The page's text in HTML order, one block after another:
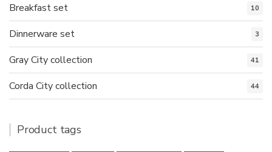
Breakfast set 10
Dinnerware set 3
Gray City collection 41
Corda City collection 44
Product tags